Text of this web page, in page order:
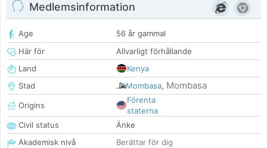
Medlemsinformation
Age
56 år gammal
Här för
Allvarligt förhållande
Land
Kenya
Stad
Mombasa, Mombasa
Origins
Förenta
staterna
Civil status
Änke
Akademisk nivå
Berättar för dig